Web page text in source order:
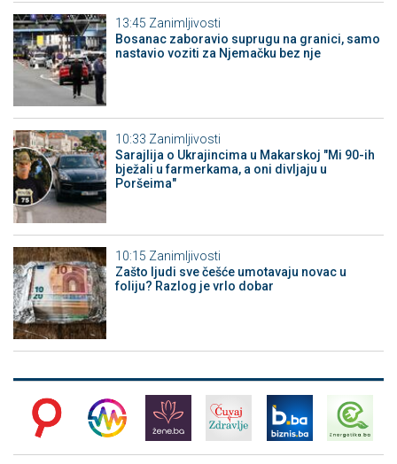
13:45 Zanimljivosti
Bosanac zaboravio suprugu na granici, samo
nastavio voziti za Njemačku bez nje
10:33 Zanimljivosti
Sarajlija o Ukrajincima u Makarskoj "Mi 90-ih
bježali u farmerkama, a oni divljaju u
Poršeima"
10:15 Zanimljivosti
Zašto ljudi sve češće umotavaju novac u
foliju? Razlog je vrlo dobar